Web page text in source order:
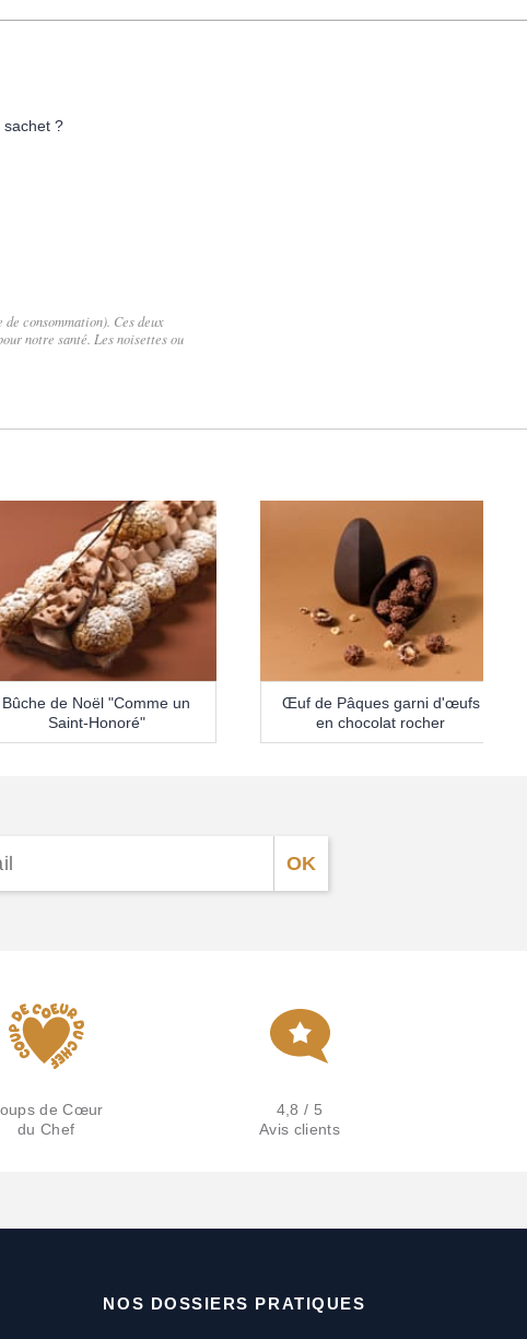
sachet ?
consommation). Ces deux
notre santé. Les noisettes ou
Bûche de Noël "Comme un
Saint-Honoré"
Œuf de Pâques garni d'œufs
en chocolat rocher
de Cœur
du Chef
4,8 / 5
Avis clients
NOS DOSSIERS PRATIQUES